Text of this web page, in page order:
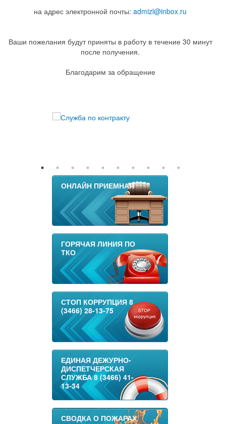
на адрес электронной почты: admizl@inbox.ru
Ваши пожелания будут приняты в работу в течение 30 минут
после получения.
Благодарим за обращение
ОНЛАЙН ПРИЕМНАЯ
ГОРЯЧАЯ ЛИНИЯ ПО
ТКО
СТОП КОРРУПЦИЯ 8
(3466) 28-13-75
ЕДИНАЯ ДЕЖУРНО-
ДИСПЕТЧЕРСКАЯ
СЛУЖБА 8 (3466) 41-
13-34
СВОДКА О ПОЖАРАХ